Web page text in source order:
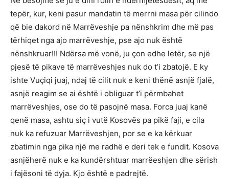
tepër, kur, keni pasur mandatin të merrni masa për cilindo
që bie dakord në Marrëveshje pa nënshkrim dhe më pas
tërhiqet nga ajo marrëveshje, pse ajo nuk është
nënshkruar!!! Ndërsa më vonë, ju çon edhe letër, se një
pjesë të pikave të marrëveshjes nuk do t’i zbatojë. E ky
ishte Vuçiqi juaj, ndaj të cilit nuk e keni thënë asnjë fjalë,
asnjë reagim se ai është i obliguar t’i përmbahet
marrëveshjes, ose do të pasojnë masa. Forca juaj kanë
qenë masa, ashtu siç i vutë Kosovës pa pikë faji, e cila
nuk ka refuzuar Marrëveshjen, por se e ka kërkuar
zbatimin nga pika një me radhë e deri tek e fundit. Kosova
asnjëherë nuk e ka kundërshtuar marrëeshjen dhe sërish
i fajësoni të dyja. Kjo është e padrejtë.